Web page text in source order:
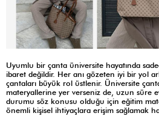
Uyumlu bir çanta üniversite hayatında
ibaret değildir. Her anı gözeten iyi bir yol
çantaları büyük rol üstlenir. Üniversite
materyallerine yer verseniz de, uzun süre
durumu söz konusu olduğu için eğitim
önemli kişisel ihtiyaçlara erişim sağlamak